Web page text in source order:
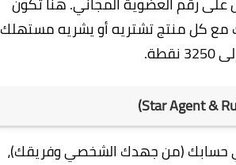
وتتصاعد نسبتك مع كل منتج تشتريه أو يشريه مستهلك
تراكم 4500 نقطة في حسابك (من جهدك الشخصي وفريقك)،